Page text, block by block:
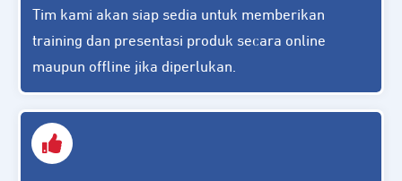
Tim kami akan siap sedia untuk memberikan
training dan presentasi produk secara online
maupun offline jika diperlukan.